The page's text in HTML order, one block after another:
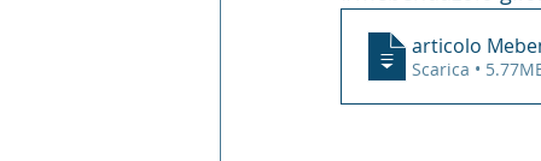
articolo
Scarica •